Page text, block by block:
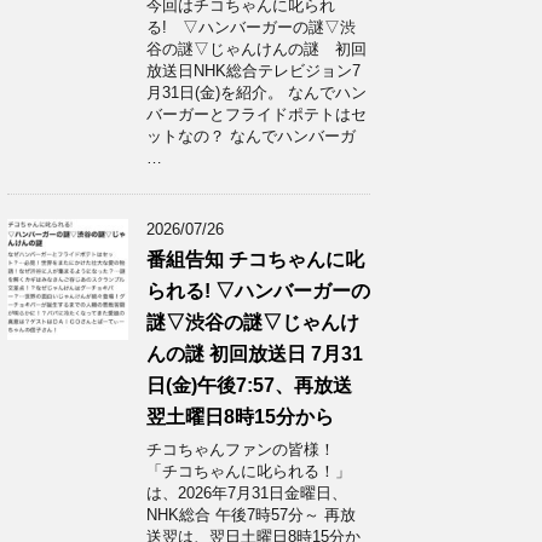
今回はチコちゃんに叱られ
る! ▽ハンバーガーの謎▽渋
谷の謎▽じゃんけんの謎 初回
放送日NHK総合テレビジョン7
月31日(金)を紹介。 なんでハン
バーガーとフライドポテトはセ
ットなの？ なんでハンバーガ
…
2026/07/26
番組告知 チコちゃんに叱
られる! ▽ハンバーガーの
謎▽渋谷の謎▽じゃんけ
んの謎 初回放送日 7月31
日(金)午後7:57、再放送
翌土曜日8時15分から
チコちゃんファンの皆様！
「チコちゃんに叱られる！」​
は、2026年7月31日金曜日、
NHK総合 午後7時57分～ 再放
送翌は、翌日土曜日8時15分か